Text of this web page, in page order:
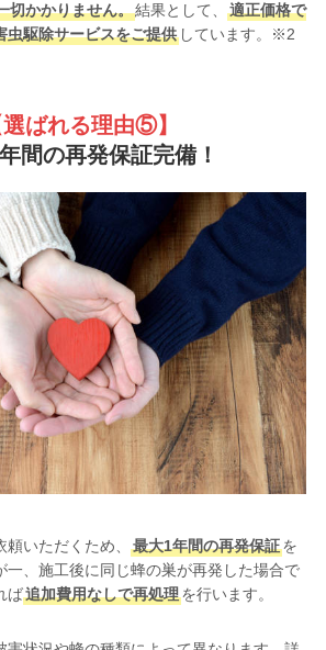
切かかりません。結果として、
適正価格で
虫駆除サービスをご提供しています。※2
選ばれる理由⑤】
間の再発保証完備！
いただくため、 最大1年間の再発保証を
一、施工後に同じ蜂の巣が再発した場合で
ば追加費用なしで再処理を行います。